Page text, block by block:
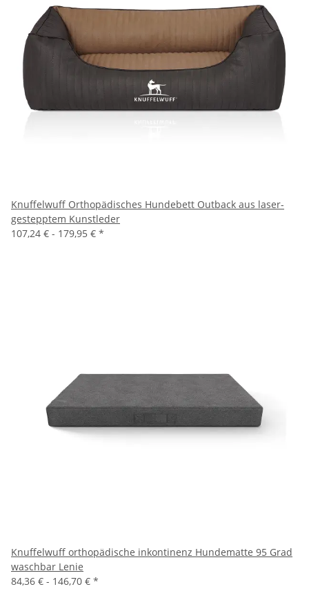
Knuffelwuff Orthopädisches Hundebett Outback aus laser-
gestepptem Kunstleder
107,24 € - 179,95 € *
Knuffelwuff orthopädische inkontinenz Hundematte 95 Grad
waschbar Lenie
84,36 € - 146,70 € *